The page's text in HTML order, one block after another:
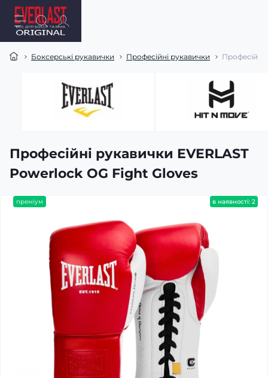
Боксерські рукавички Професійні рукавички Професійні
Професійні рукавички EVERLAST
Powerlock OG Fight Gloves
преміум в наявності: 2